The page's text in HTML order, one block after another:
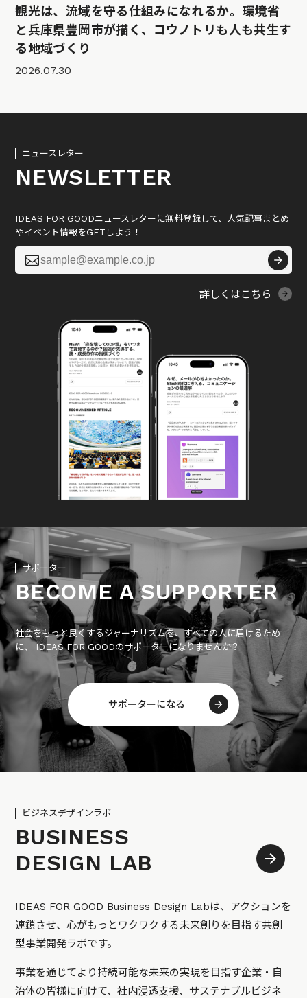
観光は、流域を守る仕組みになれるか。環境省
と兵庫県豊岡市が描く、コウノトリも人も共生す
る地域づくり
2026.07.30
ニュースレター
NEWSLETTER
IDEAS FOR GOODニュースレターに無料登録して、人気記事まとめ
やイベント情報をGETしよう！

詳しくはこちら
サポーター
BECOME A SUPPORTER
社会をもっと良くするジャーナリズムを、すべての人に届けるため
に、 IDEAS FOR GOODのサポーターになりませんか？
サポーターになる
ビジネスデザインラボ
BUSINESS
DESIGN LAB
IDEAS FOR GOOD Business Design Labは、アクションを
連鎖させ、心がもっとワクワクする未来創りを目指す共創
型事業開発ラボです。
事業を通じてより持続可能な未来の実現を目指す企業・自
治体の皆様に向けて、社内浸透支援、サステナブルビジネ